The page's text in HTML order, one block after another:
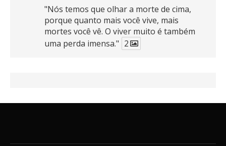
"Nós temos que olhar a morte de cima,
porque quanto mais você vive, mais
mortes você vê. O viver muito é também
uma perda imensa." 2
16 389 X